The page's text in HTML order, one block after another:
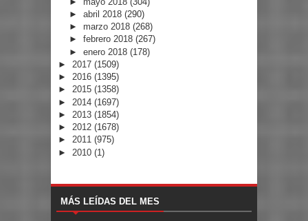
► abril 2018 (290)
► marzo 2018 (268)
► febrero 2018 (267)
► enero 2018 (178)
► 2017 (1509)
► 2016 (1395)
► 2015 (1358)
► 2014 (1697)
► 2013 (1854)
► 2012 (1678)
► 2011 (975)
► 2010 (1)
MÁS LEÍDAS DEL MES